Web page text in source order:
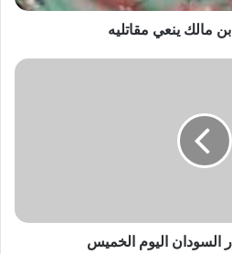
مالك ينعي مقاتليه
السودان اليوم الخميس